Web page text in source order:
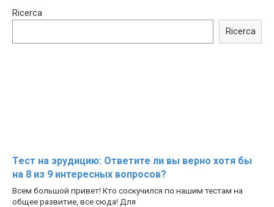
Trying BOLLYWOOD
Shocking illusion - Pretty
Ricerca
Ricerca
Тест на эрудицию: Ответите ли вы верно хотя бы
на 8 из 9 интересных вопросов?
Всем большой привет! Кто соскучился по нашим тестам на
общее развитие, все сюда! Для